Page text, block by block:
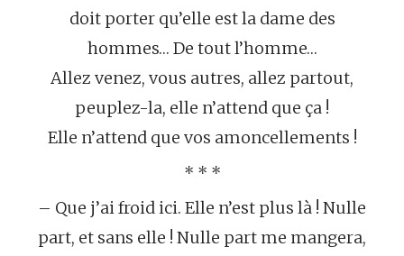
doit porter qu’elle est la dame des
hommes… De tout l’homme…
Allez venez, vous autres, allez partout,
peuplez-la, elle n’attend que ça !
Elle n’attend que vos amoncellements !
* * *
– Que j’ai froid ici. Elle n’est plus là ! Nulle
part, et sans elle ! Nulle part me mangera,